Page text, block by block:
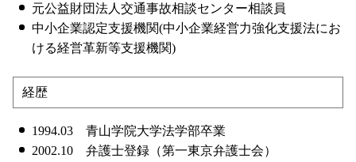
元公益財団法人交通事故相談センター相談員
中小企業認定支援機関(中小企業経営力強化支援法にお
ける経営革新等支援機関)
経歴
1994.03 青山学院大学法学部卒業
2002.10 弁護士登録（第一東京弁護士会）